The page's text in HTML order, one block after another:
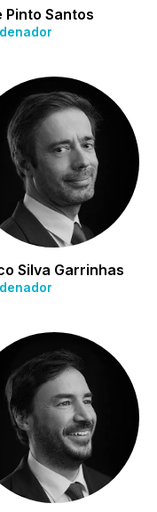
Pinto Santos
Silva Garrinhas